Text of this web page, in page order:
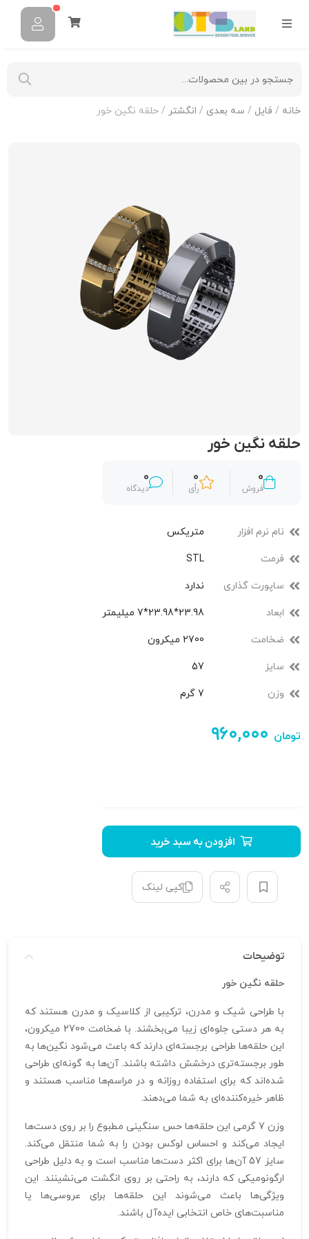
خانه / فایل / سه بعدی / انگشتر / حلقه نگین خور
حلقه نگین خور
0
فروش
0
رأی
0
دیدگاه
نام نرم افزار متریکس
فرمت STL
ساپورت گذاری ندارد
ابعاد 23.98*23.98*7 میلیمتر
ضخامت 2700 میکرون
سایز 57
وزن 7 گرم
۹۶۰,۰۰۰ تومان
افزودن به سبد خرید
کپی لینک
توضیحات
حلقه نگین خور
با طراحی شیک و مدرن، ترکیبی از کلاسیک و مدرن هستند که
به هر دستی جلوه‌ای زیبا می‌بخشند. با ضخامت 2700 میکرون،
این حلقه‌ها طراحی برجسته‌ای دارند که باعث می‌شود نگین‌ها به
طور برجسته‌تری درخشش داشته باشند. آن‌ها به گونه‌ای طراحی
شده‌اند که برای استفاده روزانه و در مراسم‌ها مناسب هستند و
ظاهر خیره‌کننده‌ای به شما می‌دهند.
وزن 7 گرمی این حلقه‌ها حس سنگینی مطبوع را بر روی دست‌ها
ایجاد می‌کند و احساس لوکس بودن را به شما منتقل می‌کند.
سایز 57 آن‌ها برای اکثر دست‌ها مناسب است و به دلیل طراحی
ارگونومیکی که دارند، به راحتی بر روی انگشت می‌نشینند. این
ویژگی‌ها باعث می‌شوند این حلقه‌ها برای عروسی‌ها یا
مناسبت‌های خاص انتخابی ایده‌آل باشند.